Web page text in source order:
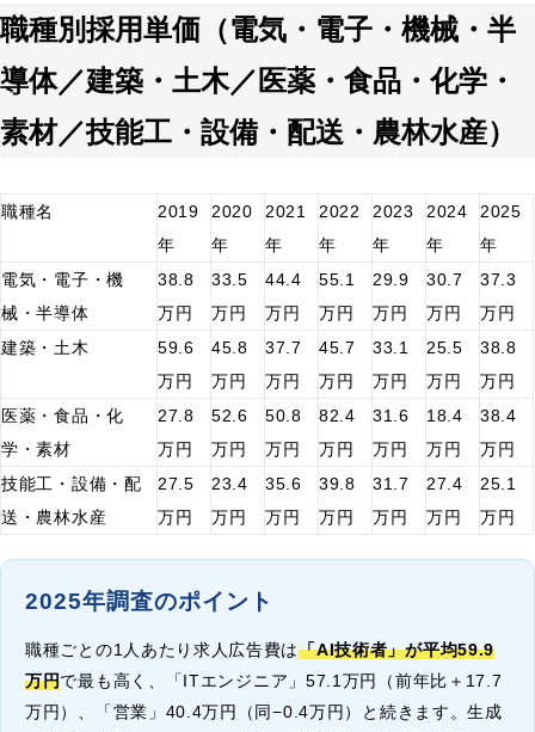
職種別採用単価（電気・電子・機械・半
導体／建築・土木／医薬・食品・化学・
素材／技能工・設備・配送・農林水産）
職種名
2019
年
2020
年
2021
年
2022
年
2023
年
2024
年
2025
年
電気・電子・機
械・半導体
38.8
万円
33.5
万円
44.4
万円
55.1
万円
29.9
万円
30.7
万円
37.3
万円
建築・土木
59.6
万円
45.8
万円
37.7
万円
45.7
万円
33.1
万円
25.5
万円
38.8
万円
医薬・食品・化
学・素材
27.8
万円
52.6
万円
50.8
万円
82.4
万円
31.6
万円
18.4
万円
38.4
万円
技能工・設備・配
送・農林水産
27.5
万円
23.4
万円
35.6
万円
39.8
万円
31.7
万円
27.4
万円
25.1
万円
2025年調査のポイント
職種ごとの1人あたり求人広告費は「AI技術者」が平均59.9
万円で最も高く、「ITエンジニア」57.1万円（前年比＋17.7
万円）、「営業」40.4万円（同−0.4万円）と続きます。生成